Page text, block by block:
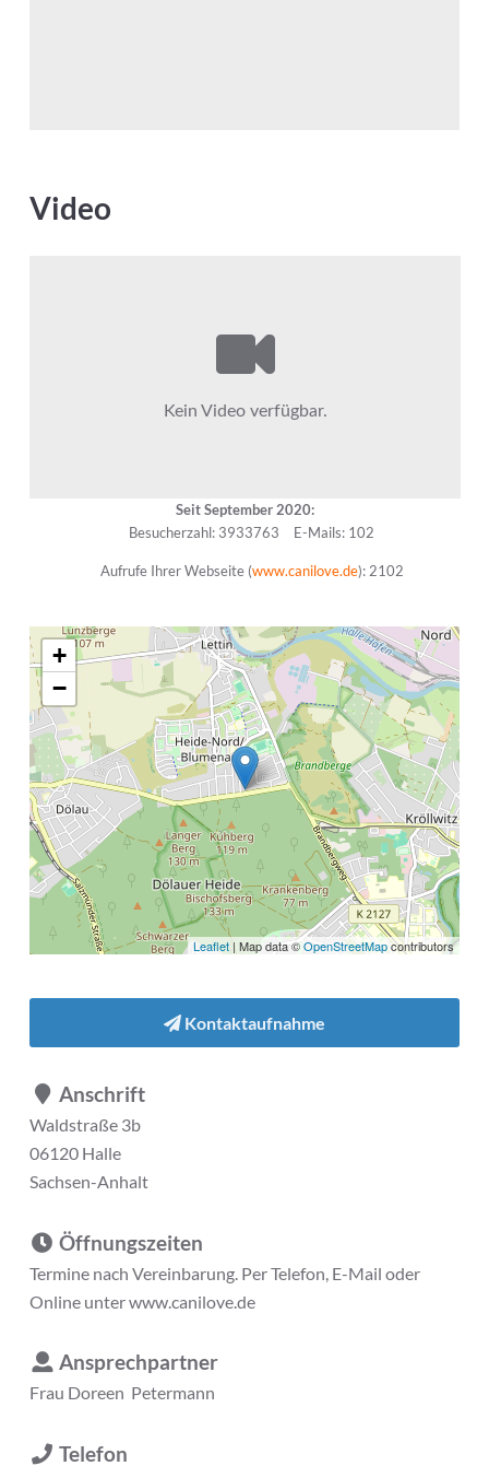
Video
Seit September 2020:
Besucherzahl: 3933763
E-Mails: 102
Aufrufe Ihrer Webseite (www.canilove.de): 2102
+
−
Leaflet | Map data ©OpenStreetMapcontributors
Kontaktaufnahme
Anschrift
Waldstraße 3b
06120 Halle
Sachsen-Anhalt
Öffnungszeiten
Termine nach Vereinbarung. Per Telefon, E-Mail oder
Online unter www.canilove.de
Ansprechpartner
Frau Doreen Petermann
Telefon